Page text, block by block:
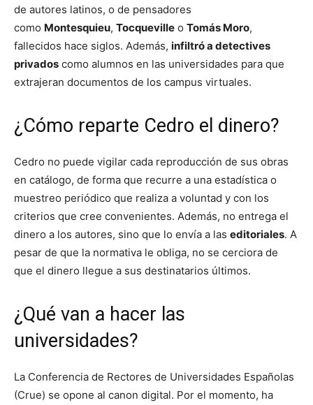
de autores latinos, o de pensadores
como Montesquieu, Tocqueville o Tomás Moro,
fallecidos hace siglos. Además, infiltró a detectives
privados como alumnos en las universidades para que
extrajeran documentos de los campus virtuales.
¿Cómo reparte Cedro el dinero?
Cedro no puede vigilar cada reproducción de sus obras
en catálogo, de forma que recurre a una estadística o
muestreo periódico que realiza a voluntad y con los
criterios que cree convenientes. Además, no entrega el
dinero a los autores, sino que lo envía a las editoriales. A
pesar de que la normativa le obliga, no se cerciora de
que el dinero llegue a sus destinatarios últimos.
¿Qué van a hacer las
universidades?
La Conferencia de Rectores de Universidades Españolas
(Crue) se opone al canon digital. Por el momento, ha